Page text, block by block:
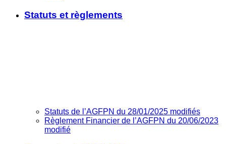
Statuts et règlements
Statuts de l’AGFPN du 28/01/2025 modifiés
Règlement Financier de l’AGFPN du 20/06/2023
modifié